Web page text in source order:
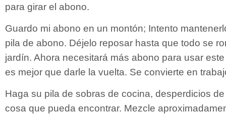
para girar el abono.
Guardo mi abono en un montón; Intento
pila de abono. Déjelo reposar hasta que todo se
jardín. Ahora necesitará más abono para usar
es mejor que darle la vuelta. Se convierte en
Haga su pila de sobras de cocina, desperdicios
cosa que pueda encontrar. Mezcle